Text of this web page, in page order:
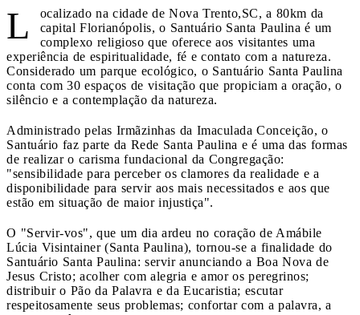
L
ocalizado na cidade de Nova Trento,SC, a 80km da
capital Florianópolis, o Santuário Santa Paulina é um
complexo religioso que oferece aos visitantes uma
experiência de espiritualidade, fé e contato com a natureza.
Considerado um parque ecológico, o Santuário Santa Paulina
conta com 30 espaços de visitação que propiciam a oração, o
silêncio e a contemplação da natureza.
Administrado pelas Irmãzinhas da Imaculada Conceição, o
Santuário faz parte da Rede Santa Paulina e é uma das formas
de realizar o carisma fundacional da Congregação:
"sensibilidade para perceber os clamores da realidade e a
disponibilidade para servir aos mais necessitados e aos que
estão em situação de maior injustiça".
O "Servir-vos", que um dia ardeu no coração de Amábile
Lúcia Visintainer (Santa Paulina), tornou-se a finalidade do
Santuário Santa Paulina: servir anunciando a Boa Nova de
Jesus Cristo; acolher com alegria e amor os peregrinos;
distribuir o Pão da Palavra e da Eucaristia; escutar
respeitosamente seus problemas; confortar com a palavra, a